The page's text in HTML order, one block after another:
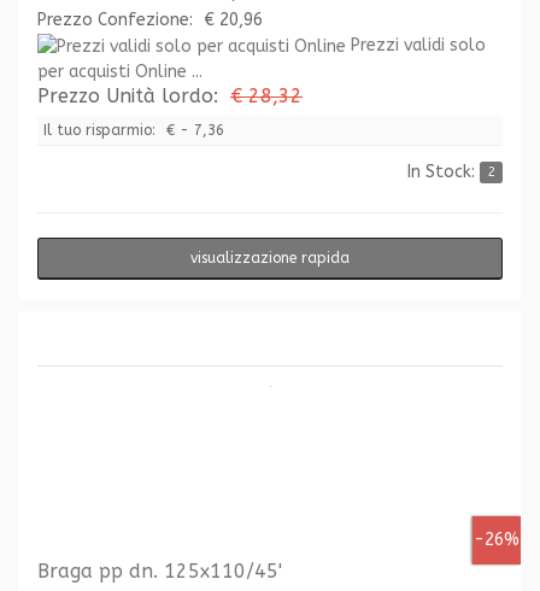
Prezzo Confezione:
€ 20,96
Prezzi validi solo
per acquisti Online ...
Prezzo Unità lordo: € 28,32
Il tuo risparmio: € - 7,36
In Stock: 2
visualizzazione rapida
-26%
Braga pp dn. 125x110/45'